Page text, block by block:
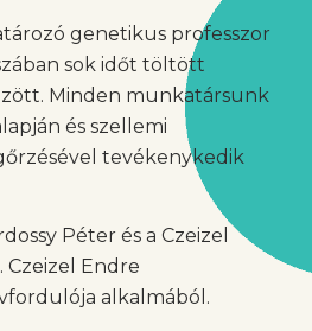
genetikus professzor
sok időt töltött
Minden munkatársunk
és szellemi
tevékenykedik
Péter és a Czeizel
Endre
alkalmából.